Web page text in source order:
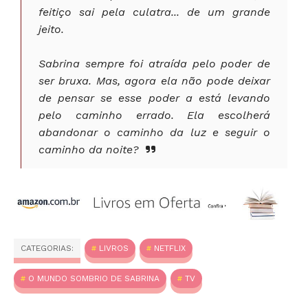
feitiço sai pela culatra... de um grande
jeito.
Sabrina sempre foi atraída pelo poder de
ser bruxa. Mas, agora ela não pode deixar
de pensar se esse poder a está levando
pelo caminho errado. Ela escolherá
abandonar o caminho da luz e seguir o
caminho da noite?
CATEGORIAS: LIVROS NETFLIX
O MUNDO SOMBRIO DE SABRINA TV